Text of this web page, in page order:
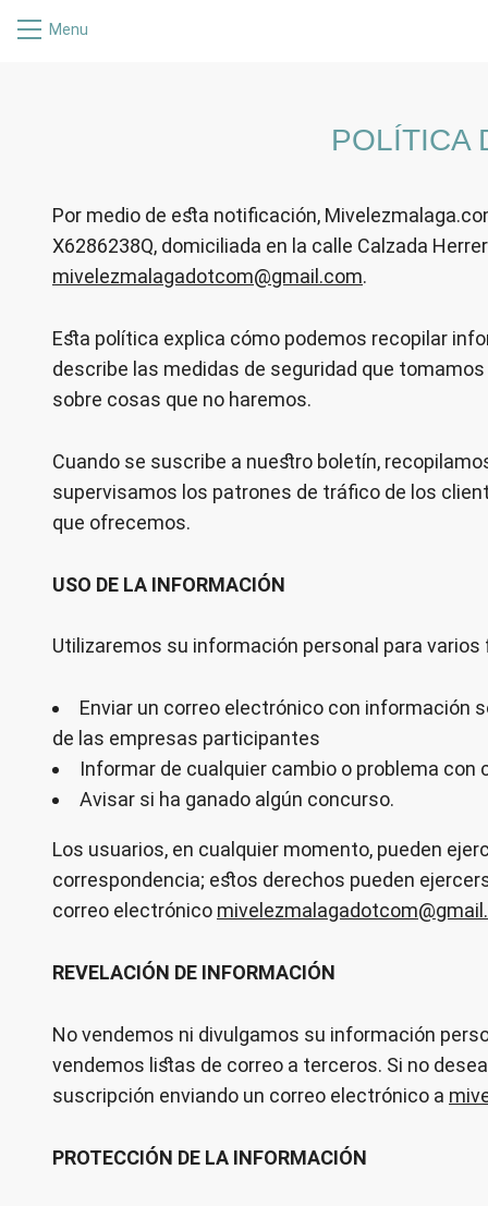
Menu
POLÍTICA
Por medio de esta notificación,
X6286238Q, domiciliada en la calle Calzada
mivelezmalagadotcom@gmail.com.
Esta política explica cómo podemos recopilar
describe las medidas de seguridad que
sobre cosas que no haremos.
Cuando se suscribe a nuestro boletín,
supervisamos los patrones de tráfico de los
que ofrecemos.
USO DE LA INFORMACIÓN
Utilizaremos su información personal para varios
Enviar un correo electrónico con información
de las empresas participantes
Informar de cualquier cambio o problema
Avisar si ha ganado algún concurso.
Los usuarios, en cualquier momento, pueden
correspondencia; estos derechos pueden
correo electrónico
REVELACIÓN DE INFORMACIÓN
No vendemos ni divulgamos su información
vendemos listas de correo a terceros. Si no
suscripción enviando un correo electrónico a
PROTECCIÓN DE LA INFORMACIÓN